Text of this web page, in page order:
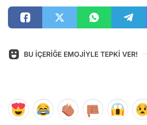
BU İÇERİĞE EMOJİYLE TEPKİ VER!